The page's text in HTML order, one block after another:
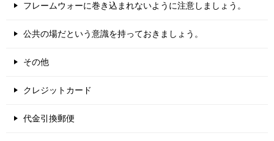
フレームウォーに巻き込まれないように注意しましょう。
公共の場だという意識を持っておきましょう。
その他
クレジットカード
代金引換郵便